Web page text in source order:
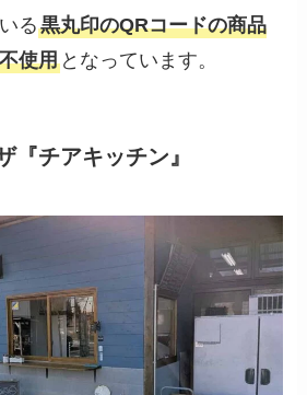
る黒丸印のQRコードの商品
使用 となっています。
『チアキッチン』